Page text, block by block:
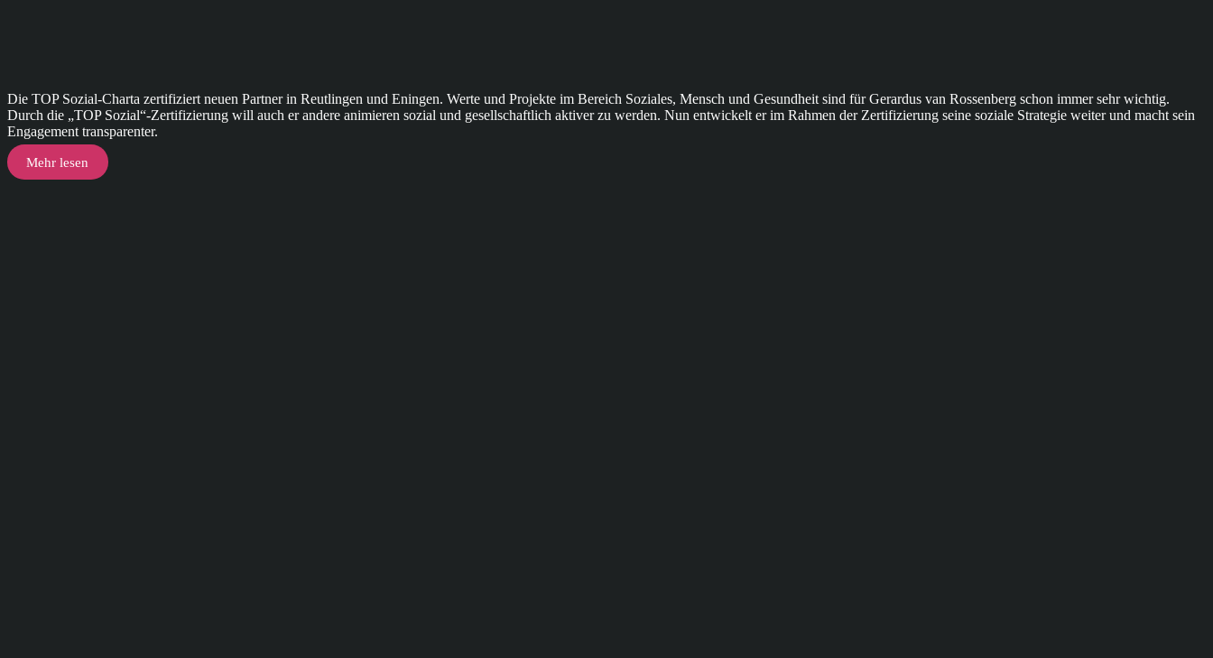
Die TOP Sozial-Charta zertifiziert neuen Partner in Reutlingen und Eningen. Werte und Projekte im Bereich Soziales, Mensch und Gesundheit sind für Gerardus van Rossenberg schon immer sehr wichtig.
Durch die „TOP Sozial“-Zertifizierung will auch er andere animieren sozial und gesellschaftlich aktiver zu werden. Nun entwickelt er im Rahmen der Zertifizierung seine soziale Strategie weiter und macht sein
Engagement transparenter.
Mehr lesen